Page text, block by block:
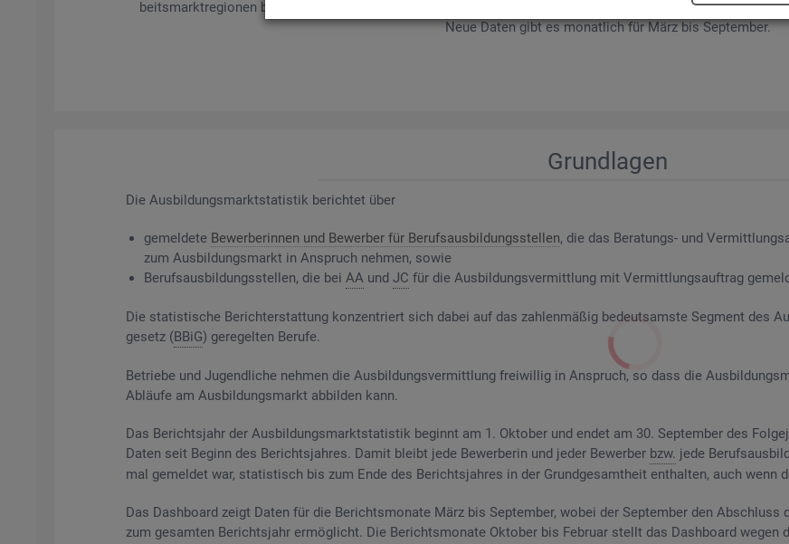
beits­markt­re­gio­nen bil­det es ge­mel­de­te Be­wer­be­rin­nen und Be­wer­ber sowie Be­rufs­aus­bil­dungs­stel­len
Neue Daten gibt es mo­nat­lich für März bis Sep­tem­ber.
Grund­la­gen
Die Aus­bil­dungs­markt­sta­tis­tik be­rich­tet über
ge­mel­de­te Be­wer­be­rin­nen und Be­wer­ber für Be­rufs­aus­bil­dungs­stel­len, die das Be­ra­tungs- und
zum Aus­bil­dungs­markt in An­spruch neh­men, sowie
Be­rufs­aus­bil­dungs­stel­len, die bei AAund JC für die Aus­bil­dungs­ver­mitt­lung mit Ver­mitt­lungs­auf­trag
Die sta­tis­ti­sche Be­richt­erstat­tung kon­zen­triert sich dabei auf das zah­len­mä­ßig be­deut­sams­te Seg­ment des
ge­setz (BBiG) ge­re­gel­ten Be­ru­fe.
Be­trie­be und Ju­gend­li­che neh­men die Aus­bil­dungs­ver­mitt­lung frei­wil­lig in An­spruch, so dass die
Ab­läu­fe am Aus­bil­dungs­markt ab­bil­den kann.
Das Be­richts­jahr der Aus­bil­dungs­markt­sta­tis­tik be­ginnt am 1. Ok­to­ber und endet am 30. Sep­tem­ber des
Daten seit Be­ginn des Be­richts­jah­res. Damit bleibt jede Be­wer­be­rin und jeder Be­wer­ber bzw. jede
mal ge­mel­det war, sta­tis­tisch bis zum Ende des Be­richts­jah­res in der Grund­ge­samt­heit ent­hal­ten, auch wenn
Das Da­sh­board zeigt Daten für die Be­richts­mo­na­te März bis Sep­tem­ber, wobei der Sep­tem­ber den
zum ge­sam­ten Be­richts­jahr er­mög­licht. Die Be­richts­mo­na­te Ok­to­ber bis Fe­bru­ar stellt das Da­sh­board wegen